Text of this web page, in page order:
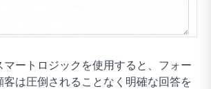
ートロジックを使用すると、フォー
客は圧倒されることなく明確な回答を